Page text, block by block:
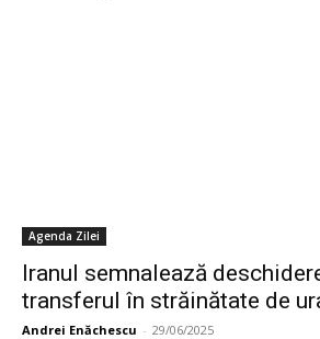
Agenda Zilei
Iranul semnalează
transferul în străinătate de
Andrei Enăchescu - 29/06/2025